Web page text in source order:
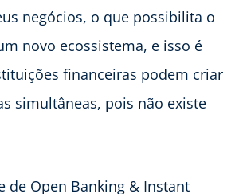
negócios, o que possibilita o
novo ecossistema, e isso é
financeiras podem criar
simultâneas, pois não existe
de Open Banking & Instant